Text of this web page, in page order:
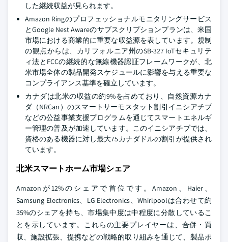
した継続収益が見られます。
Amazon Ringのプロフェッショナルモニタリングサービス
とGoogle Nest Awareのサブスクリプションプランは、米国
市場における商業的に重要な収益源を表しています。規制
の観点からは、カリフォルニア州のSB-327 IoTセキュリテ
ィ法とFCCの継続的な無線機器認証フレームワークが、北
米市場全体の製品開発スケジュールに影響を与える重要な
コンプライアンス基準を確立しています。
カナダは北米の収益の約9%を占めており、自然資源カナ
ダ（NRCan）のスマートサーモスタット割引イニシアチブ
などの公益事業支援プログラムを通じてスマートエネルギ
ー管理の普及が加速しています。このイニシアチブでは、
資格のある機器に対し最大75カナダドルの割引が提供され
ています。
北米スマートホーム市場シェア
Amazonが12%のシェアで首位です。Amazon、Haier、
Samsung Electronics、LG Electronics、Whirlpoolは合わせて約
35%のシェアを持ち、市場集中度は中程度に分散しているこ
とを示しています。これらの主要プレイヤーは、合併・買
収、施設拡張、提携などの戦略的取り組みを通じて、製品ポ